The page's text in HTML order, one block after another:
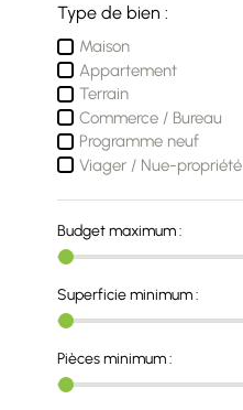
Type de bien :
Maison
Appartement
Terrain
Commerce / Bureau
Programme neuf
Viager / Nue-propriété
Budget maximum :
Superficie minimum :
Pièces minimum :